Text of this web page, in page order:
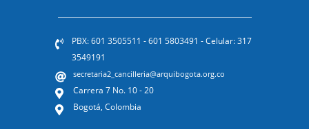
PBX: 601 3505511 - 601 5803491 - Celular: 317
3549191
secretaria2_cancilleria@arquibogota.org.co
Carrera 7 No. 10 - 20
Bogotá, Colombia